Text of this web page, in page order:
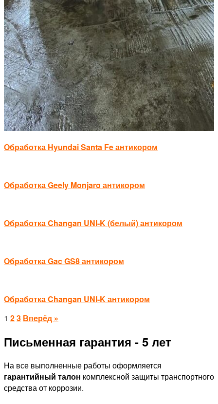
Обработка Hyundai Santa Fe антикором
Обработка Geely Monjaro антикором
Обработка Changan UNI-K (белый) антикором
Обработка Gac GS8 антикором
Обработка Changan UNI-K антикором
1 23 Вперёд »
Письменная гарантия - 5 лет
На все выполненные работы оформляется
гарантийный талон комплексной защиты транспортного
средства от коррозии.